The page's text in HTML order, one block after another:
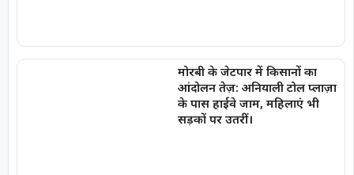
मोरबी के जेटपार में किसानों का
आंदोलन तेज़: अनियाली टोल प्लाज़ा
के पास हाईवे जाम, महिलाएं भी
सड़कों पर उतरीं।